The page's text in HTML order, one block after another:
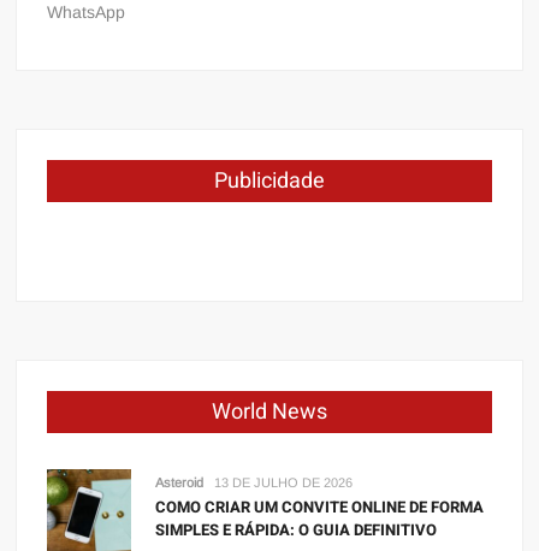
WhatsApp
Publicidade
World News
Asteroid 13 DE JULHO DE 2026
COMO CRIAR UM CONVITE ONLINE DE FORMA
SIMPLES E RÁPIDA: O GUIA DEFINITIVO